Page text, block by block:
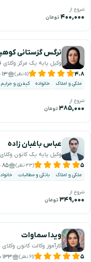
شروع از
۴۰۰,۰۰۰ تومان
نرگس گزستانی
وکیل پایه یک مرکز
۴.۸ (۵ نظر) ۱۳ خدمت ارائه‌شده
ملکی و املاک خانواده کیفری و جرایم
شروع از
۳۸۵,۰۰۰ تومان
عباس باغبان زاده
وکیل پایه یک کانون
۵ (۳۳ نظر) ۸۵ خدمت ارائه‌شده
ملکی و املاک بانکی و مطالبات
شروع از
۳۴۹,۰۰۰ تومان
ویدا سماوات
کارآموز وکالت کانون
۵ (۶۱ نظر) ۱۳۳ خدمت ارائه‌شده